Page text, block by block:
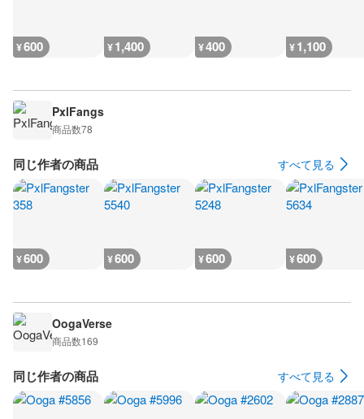
¥600 ¥1,400 ¥400 ¥1,100
PxlFangs
商品数78
同じ作者の商品 すべて見る
¥600 ¥600 ¥600 ¥600
OogaVerse
商品数169
同じ作者の商品 すべて見る